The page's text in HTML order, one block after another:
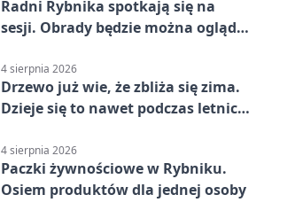
Radni Rybnika spotkają się na
sesji. Obrady będzie można oglądać
4 sierpnia 2026
Drzewo już wie, że zbliża się zima.
Dzieje się to nawet podczas letnich
4 sierpnia 2026
Paczki żywnościowe w Rybniku.
Osiem produktów dla jednej osoby